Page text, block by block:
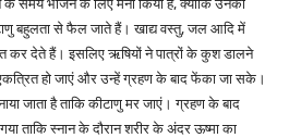
के समय भोजन के लिए मना किया है, क्योंकि उनकी
बहुलता से फैल जाते हैं। खाद्य वस्तु, जल आदि में
कर देते हैं। इसलिए ऋषियों ने पात्रों के कुश डालने
हो जाएं और उन्हें ग्रहण के बाद फेंका जा सके।
जाता है ताकि कीटाणु मर जाएं। ग्रहण के बाद
ताकि स्नान के दौरान शरीर के अंदर ऊष्मा का